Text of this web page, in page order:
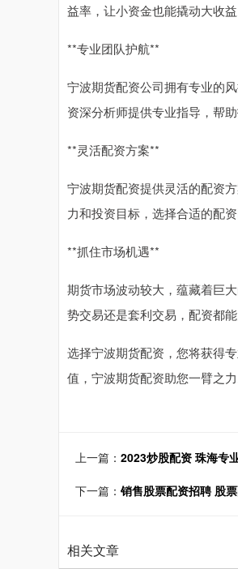
益率，让小资金也能撬动大收益
**专业团队护航**
宁波期货配资公司拥有专业的
资深分析师提供专业指导，帮
**灵活配资方案**
宁波期货配资提供灵活的配资
力和投资目标，选择合适的配资
**抓住市场机遇**
期货市场波动较大，蕴藏着巨
势交易还是套利交易，配资都
选择宁波期货配资，您将获得
值，宁波期货配资助您一臂之力
上一篇： 2023炒股配资 珠海专
下一篇： 销售股票配资招聘 股
相关文章